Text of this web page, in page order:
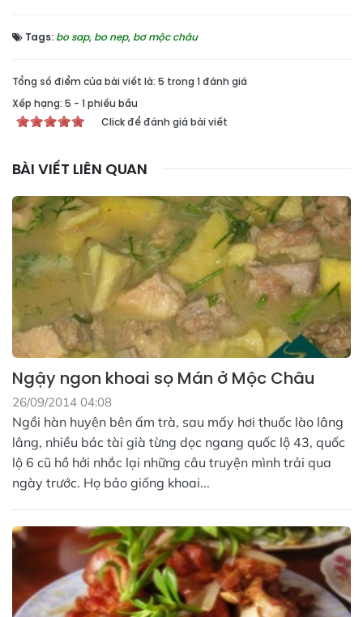
Tags: bo sap, bo nep, bơ mộc châu
Tổng số điểm của bài viết là: 5 trong 1 đánh giá
Xếp hạng: 5 - 1 phiếu bầu
Click để đánh giá bài viết
BÀI VIẾT LIÊN QUAN
Ngậy ngon khoai sọ Mán ở Mộc Châu
26/09/2014 04:08
Ngồi hàn huyên bên ấm trà, sau mấy hơi thuốc lào lâng
lâng, nhiều bác tài già từng dọc ngang quốc lộ 43, quốc
lộ 6 cũ hồ hởi nhắc lại những câu truyện mình trải qua
ngày trước. Họ bảo giống khoai...